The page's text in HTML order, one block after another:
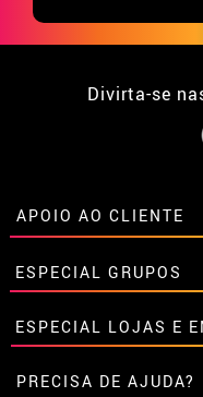
Divirta-se
APOIO AO CLIENTE
• Sobre nós
• Condições de venda
• Aviso legal e
• Atendimento ao
• Utilização de cookies
ESPECIAL GRUPOS
Descontos especiais
Entre em contato
ESPECIAL LOJAS E
Descontos especiais
PRECISA DE AJUDA?